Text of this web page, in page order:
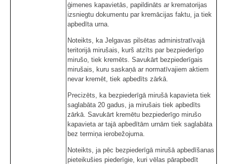
ģimenes kapavietās, papildināts ar krematorijas
izsniegtu dokumentu par kremācijas faktu, ja tiek
apbedīta urna.
Noteikts, ka Jelgavas pilsētas administratīvajā
teritorijā mirušais, kurš atzīts par bezpiederīgo
mirušo, tiek kremēts. Savukārt bezpiederīgais
mirušais, kuru saskaņā ar normatīvajiem aktiem
nevar kremēt, tiek apbedīts zārkā.
Precizēts, ka bezpiederīgā mirušā kapavieta tiek
saglabāta 20 gadus, ja mirušais tiek apbedīts
zārkā. Savukārt kremētu bezpiederīgo mirušo
kapavieta ar tajā apbedītām urnām tiek saglabāta
bez termiņa ierobežojuma.
Noteikts, ja pēc bezpiederīgā mirušā apbedīšanas
pieteikušies piederīgie, kuri vēlas pārapbedīt